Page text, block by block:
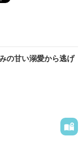
の甘い溺愛から逃げ